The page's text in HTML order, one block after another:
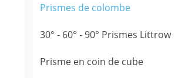
Prismes de colombe
30° - 60° - 90° Prismes Littrow
Prisme en coin de cube